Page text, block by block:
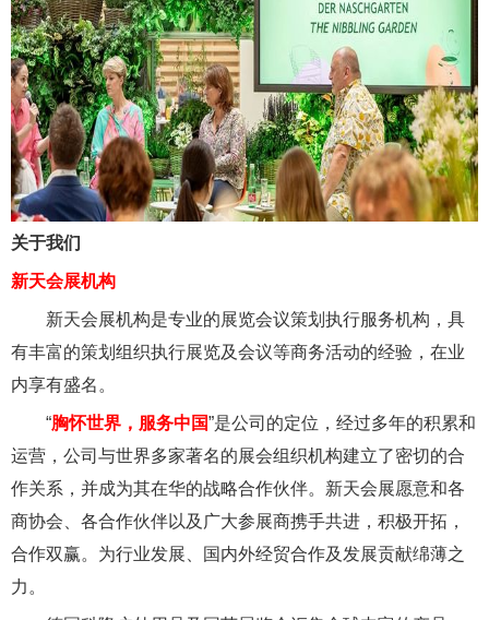
关于我们
新天会展机构
新天会展机构是专业的展览会议策划执行服务机构，具
有丰富的策划组织执行展览及会议等商务活动的经验，在业
内享有盛名。
“胸怀世界，服务中国”是公司的定位，经过多年的积累和
运营，公司与世界多家著名的展会组织机构建立了密切的合
作关系，并成为其在华的战略合作伙伴。新天会展愿意和各
商协会、各合作伙伴以及广大参展商携手共进，积极开拓，
合作双赢。为行业发展、国内外经贸合作及发展贡献绵薄之
力。